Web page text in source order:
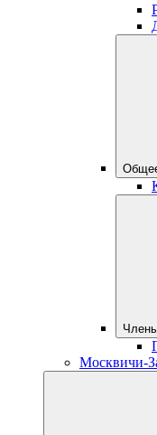
Москвичи-